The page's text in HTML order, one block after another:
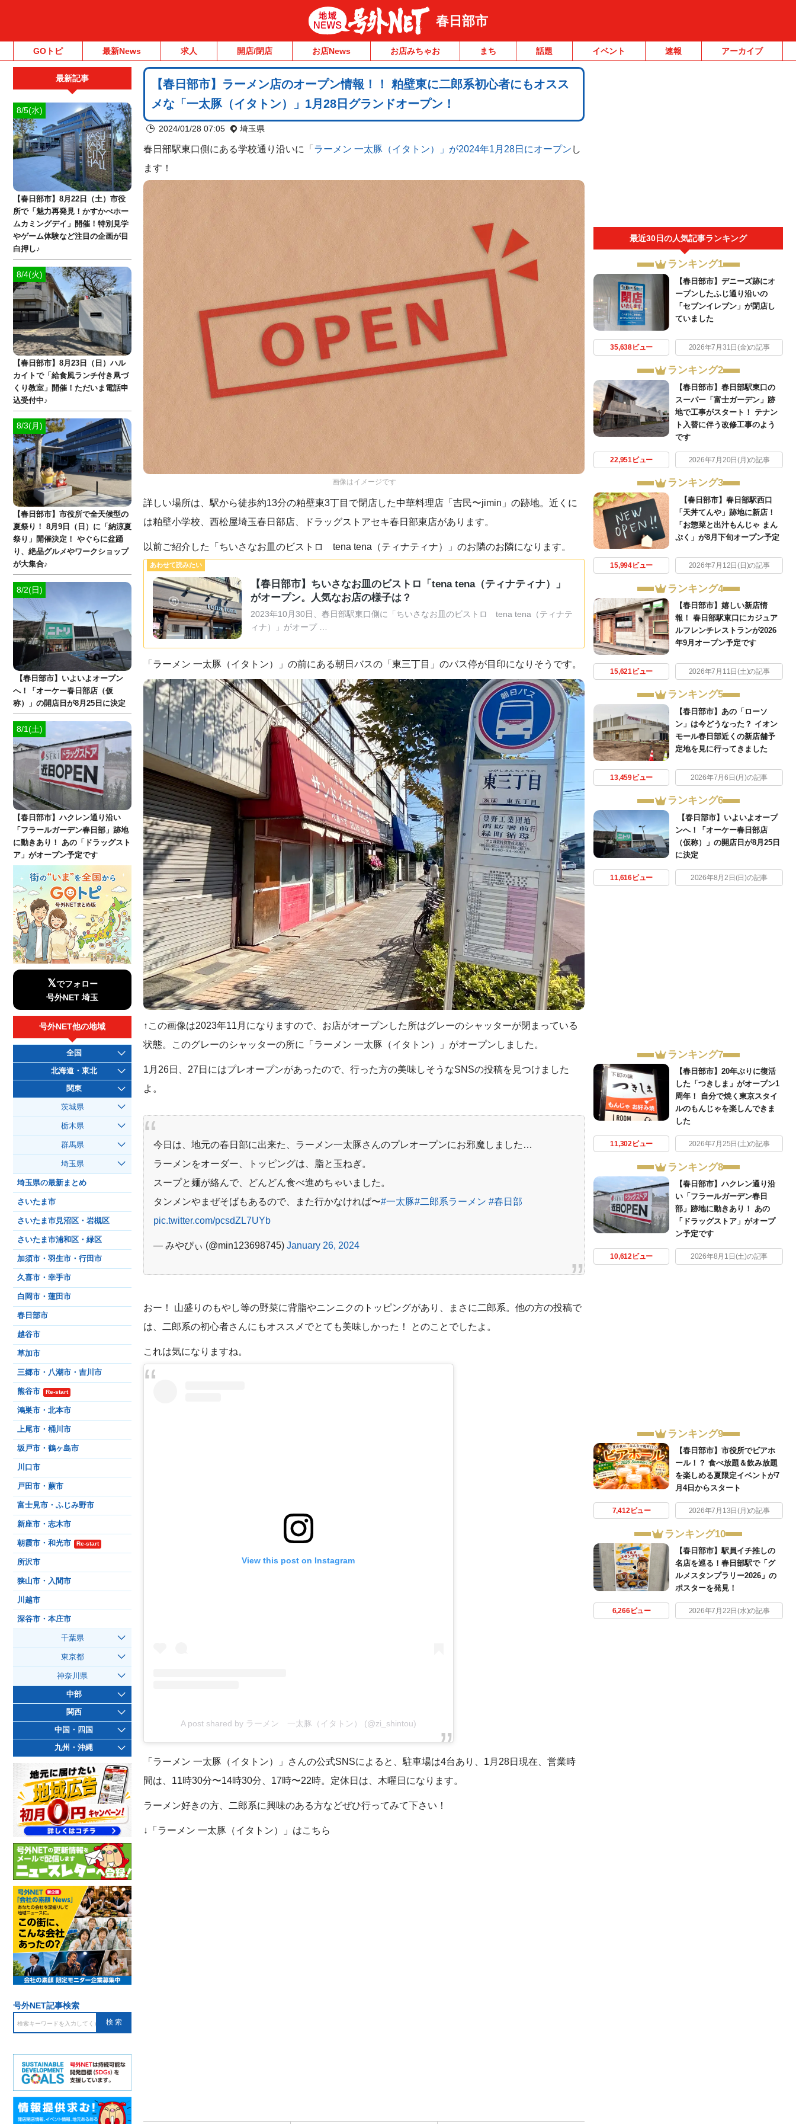
春日部市
GOトピ 最新News 求人 開店/閉店 お店News お店みちゃお まち 話題 イベント 速報 アーカイブ
【春日部市】ラーメン店のオープン情報！！ 粕壁東に二郎系初心者にもオスス
メな「一太豚（イタトン）」1月28日グランドオープン！
2024/01/28 07:05 埼玉県
春日部駅東口側にある学校通り沿いに「ラーメン 一太豚（イタトン）」が2024年1月28日にオープン し
ます！
画像はイメージです
詳しい場所は、駅から徒歩約13分の粕壁東3丁目で閉店した中華料理店「吉民〜jimin」の跡地。近くに
は粕壁小学校、西松屋埼玉春日部店、ドラッグストアセキ春日部東店があります。
以前ご紹介した「ちいさなお皿のビストロ tena tena（ティナティナ）」のお隣のお隣になります。
【春日部市】ちいさなお皿のビストロ「tena tena（ティナティナ）」
がオープン。人気なお店の様子は？
2023年10月30日、春日部駅東口側に「ちいさなお皿のビストロ tena tena（ティナテ
ィナ）」がオープ …
「ラーメン 一太豚（イタトン）」の前にある朝日バスの「東三丁目」のバス停が目印になりそうです。
↑この画像は2023年11月になりますので、お店がオープンした所はグレーのシャッターが閉まっている
状態。このグレーのシャッターの所に「ラーメン 一太豚（イタトン）」がオープンしました。
1月26日、27日にはプレオープンがあったので、行った方の美味しそうなSNSの投稿を見つけました
よ。
今日は、地元の春日部に出来た、ラーメン一太豚さんのプレオープンにお邪魔しました…
ラーメンをオーダー、トッピングは、脂と玉ねぎ。
スープと麺が絡んで、どんどん食べ進めちゃいました。
タンメンやまぜそばもあるので、また行かなければ〜#一太豚#二郎系ラーメン #春日部
pic.twitter.com/pcsdZL7UYb
— みやぴぃ (@min123698745)January 26, 2024
おー！ 山盛りのもやし等の野菜に背脂やニンニクのトッピングがあり、まさに二郎系。他の方の投稿で
は、二郎系の初心者さんにもオススメでとても美味しかった！ とのことでしたよ。
これは気になりますね。
View this post on Instagram
A post shared by ラーメン 一太豚（イタトン） (@zi_shintou)
「ラーメン 一太豚（イタトン）」さんの公式SNSによると、駐車場は4台あり、1月28日現在、営業時
間は、11時30分〜14時30分、17時〜22時。定休日は、木曜日になります。
ラーメン好きの方、二郎系に興味のある方などぜひ行ってみて下さい！
↓「ラーメン 一太豚（イタトン）」はこちら
最近30日の人気記事ランキング
ランキング1
【春日部市】デニーズ跡にオ
ープンしたふじ通り沿いの
「セブンイレブン」が閉店し
ていました
35,638ビュー 2026年7月31日(金)の記事
ランキング2
【春日部市】春日部駅東口の
スーパー「富士ガーデン」跡
地で工事がスタート！ テナン
ト入替に伴う改修工事のよう
です
22,951ビュー 2026年7月20日(月)の記事
ランキング3
【春日部市】春日部駅西口
「天丼てんや」跡地に新店！
「お惣菜と出汁もんじゃ まん
ぷく」が8月下旬オープン予定
15,994ビュー 2026年7月12日(日)の記事
ランキング4
【春日部市】嬉しい新店情
報！ 春日部駅東口にカジュア
ルフレンチレストランが2026
年9月オープン予定です
15,621ビュー 2026年7月11日(土)の記事
ランキング5
【春日部市】あの「ローソ
ン」は今どうなった？ イオン
モール春日部近くの新店舗予
定地を見に行ってきました
13,459ビュー 2026年7月6日(月)の記事
ランキング6
【春日部市】いよいよオープ
ンへ！「オーケー春日部店
（仮称）」の開店日が8月25日
に決定
11,616ビュー 2026年8月2日(日)の記事
ランキング7
【春日部市】20年ぶりに復活
した「つきしま」がオープン1
周年！ 自分で焼く東京スタイ
ルのもんじゃを楽しんできま
した
11,302ビュー 2026年7月25日(土)の記事
ランキング8
【春日部市】ハクレン通り沿
い「フラールガーデン春日
部」跡地に動きあり！ あの
「ドラッグストア」がオープ
ン予定です
10,612ビュー 2026年8月1日(土)の記事
ランキング9
【春日部市】市役所でビアホ
ール！？ 食べ放題＆飲み放題
を楽しめる夏限定イベントが7
月4日からスタート
7,412ビュー 2026年7月13日(月)の記事
ランキング10
【春日部市】駅員イチ推しの
名店を巡る！春日部駅で「グ
ルメスタンプラリー2026」の
ポスターを発見！
6,266ビュー 2026年7月22日(水)の記事
最新記事
8/5(水)
【春日部市】8月22日（土）市役
所で「魅力再発見！かすかべホー
ムカミングデイ」開催！特別見学
やゲーム体験など注目の企画が目
白押し♪
8/4(火)
【春日部市】8月23日（日）ハル
カイトで「給食風ランチ付き凧づ
くり教室」開催！ただいま電話申
込受付中♪
8/3(月)
【春日部市】市役所で全天候型の
夏祭り！ 8月9日（日）に「納涼夏
祭り」開催決定！ やぐらに盆踊
り、絶品グルメやワークショップ
が大集合♪
8/2(日)
【春日部市】いよいよオープン
へ！「オーケー春日部店（仮
称）」の開店日が8月25日に決定
8/1(土)
【春日部市】ハクレン通り沿い
「フラールガーデン春日部」跡地
に動きあり！ あの「ドラッグスト
ア」がオープン予定です
𝕏でフォロー
号外NET 埼玉
号外NET他の地域
全国
北海道・東北
関東
茨城県
栃木県
群馬県
埼玉県
埼玉県の最新まとめ
さいたま市
さいたま市見沼区・岩槻区
さいたま市浦和区・緑区
加須市・羽生市・行田市
久喜市・幸手市
白岡市・蓮田市
春日部市
越谷市
草加市
三郷市・八潮市・吉川市
熊谷市 Re-start
鴻巣市・北本市
上尾市・桶川市
坂戸市・鶴ヶ島市
川口市
戸田市・蕨市
富士見市・ふじみ野市
新座市・志木市
朝霞市・和光市 Re-start
所沢市
狭山市・入間市
川越市
深谷市・本庄市
千葉県
東京都
神奈川県
中部
関西
中国・四国
九州・沖縄
号外NET記事検索